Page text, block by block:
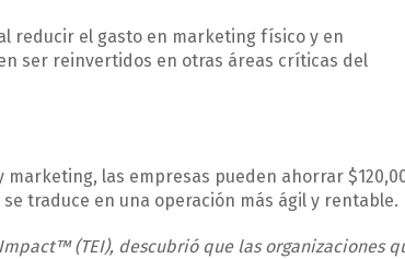
reducir el gasto en marketing físico y en
ser reinvertidos en otras áreas críticas del
las empresas pueden ahorrar
traduce en una operación más ágil y rentable.
(TEI), descubrió que las organizaciones